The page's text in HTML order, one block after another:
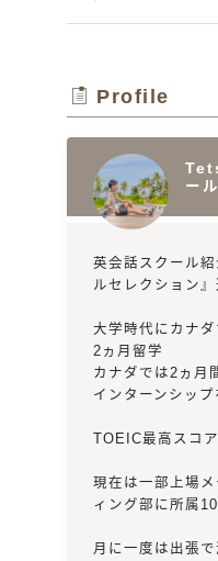
Profile
ール
英会話スクール
ルセレクション』
大学時代にカナ
2ヵ月留学
カナダでは2ヵ月
インターンシップ
TOEIC最高スコ
現在は一部上場
ィング部に所属10
月に一度は出張で